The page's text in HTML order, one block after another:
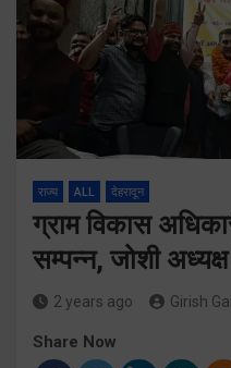
राज्य ALL देहरादून
ग्राम विकास
सम्पन्न, जोशी
2 years ago Girish
Share Now